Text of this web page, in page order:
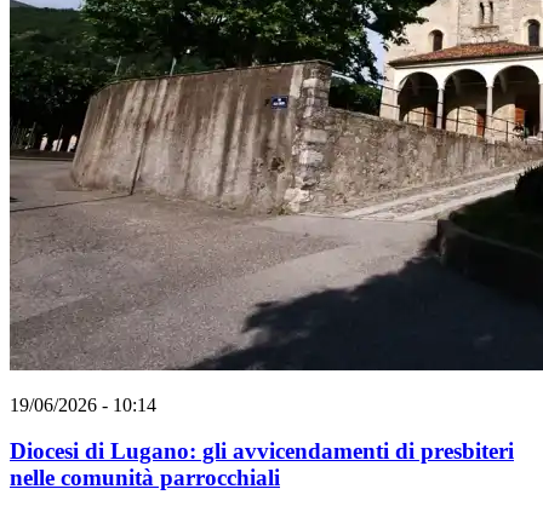
19/06/2026 - 10:14
Diocesi di Lugano: gli avvicendamenti di presbiteri
nelle comunità parrocchiali